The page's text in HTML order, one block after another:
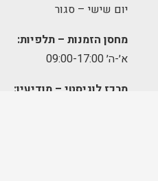
יום שישי – סגור
מחסן הזמנות – תלפיות:
א׳-ה׳ 09:00-17:00
מרכז לוגיסטי – מודיעין: